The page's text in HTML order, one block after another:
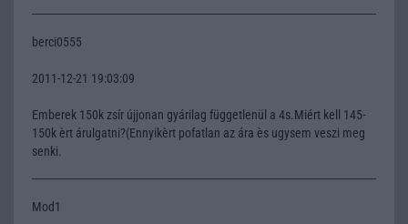
berci0555
2011-12-21 19:03:09
Emberek 150k zsír újjonan gyárilag függetlenül a 4s.Miért kell 145-
150k èrt árulgatni?(Ennyikèrt pofatlan az ára ès ugysem veszi meg
senki.
Mod1